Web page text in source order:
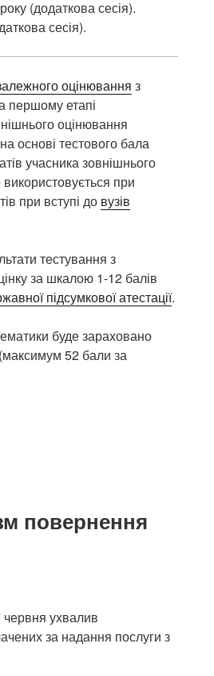
(додаткова сесія).
сесія).
оцінювання з
першому етапі
оцінювання
основі тестового бала
учасника зовнішнього
при
при вступі до вузів
тестування з
за шкалою 1-12 балів
підсумкової атестації.
буде зараховано
52 бали за
повернення
червня ухвалив
за надання послуги з